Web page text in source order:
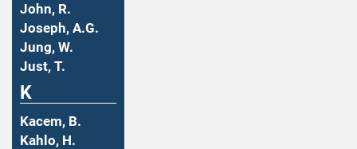
John, R.
Joseph, A.G.
Jung, W.
Just, T.
K
Kacem, B.
Kahlo, H.